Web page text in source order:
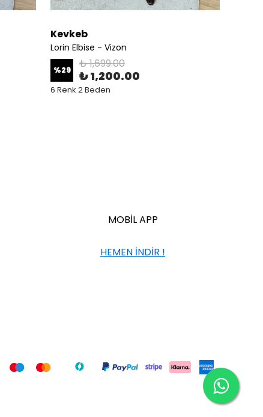
Kevkeb
Lorin Elbise - Vizon
%29 ₺ 1,699.00
₺ 1,200.00
6 Renk 2 Beden
MOBİL APP
HEMEN İNDİR !